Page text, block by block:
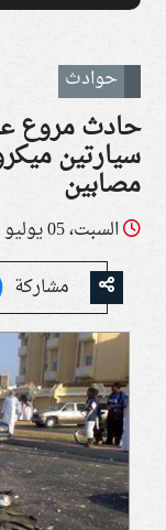
حوادث
حادث مروع
مصابين
السبت، 05 يوليو 2025 02:21 م
مشاركة